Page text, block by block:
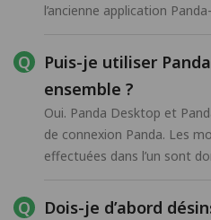
l’ancienne application
Puis-je utiliser
ensemble ?
Oui. Panda Desktop et
de connexion Panda. Les
effectuées dans l’un sont
Dois-je d’abord